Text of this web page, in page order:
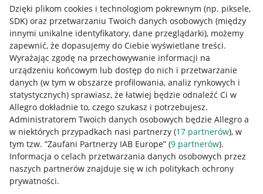
Dzięki plikom cookies i technologiom pokrewnym (np. piksele,
SDK) oraz przetwarzaniu Twoich danych osobowych (między
innymi unikalne identyfikatory, dane przeglądarki), możemy
zapewnić, że dopasujemy do Ciebie wyświetlane treści.
Wyrażając zgodę na przechowywanie informacji na
urządzeniu końcowym lub dostęp do nich i przetwarzanie
danych (w tym w obszarze profilowania, analiz rynkowych i
statystycznych) sprawiasz, że łatwiej będzie odnaleźć Ci w
Allegro dokładnie to, czego szukasz i potrzebujesz.
Administratorem Twoich danych osobowych będzie Allegro a
w niektórych przypadkach nasi partnerzy (17 partnerów), w
tym tzw. “Zaufani Partnerzy IAB Europe” (9 partnerów).
Informacja o celach przetwarzania danych osobowych przez
naszych partnerów znajduje się w ich politykach ochrony
prywatności.
Przydatne informacje
Jak to działa